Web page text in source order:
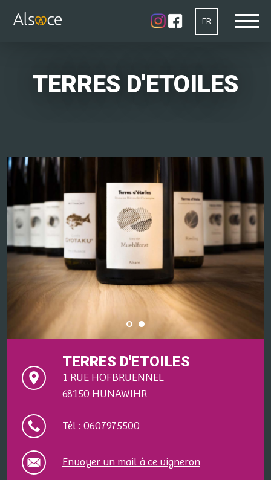
FR
TERRES D'ETOILES
TERRES D'ETOILES
1 RUE HOFBRUENNEL
68150 HUNAWIHR
Tél : 0607975500
Envoyer un mail à ce vigneron